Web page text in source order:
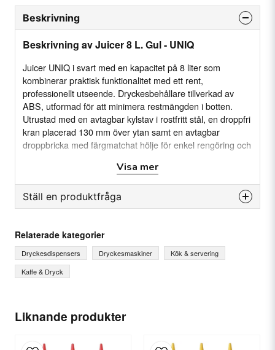
Liknande produkter
Beskrivning
Beskrivning av Juicer 8 L. Gul - UNIQ
Juicer UNIQ i svart med en kapacitet på 8 liter som
kombinerar praktisk funktionalitet med ett rent,
professionellt utseende. Dryckesbehållare tillverkad av
ABS, utformad för att minimera restmängden i botten.
Utrustad med en avtagbar kylstav i rostfritt stål, en droppfri
kran placerad 130 mm över ytan samt en avtagbar
droppbricka med färgmatchat hölje för enkel rengöring och
buffén, cateringbranschen, restaurang- och
hotellbranschen.
ugn, tvättmaskin
EGENSKAPER
Lätt att rengöra
Avtagbar kylstav håller juicen kyld utan att
Visa mer
Ställ en produktfråga
Fråga oss något om denna produkten...
E-postadress
Relaterade kategorier
Dryckesdispensers Dryckesmaskiner
Kök & servering
Kaffe & Dryck